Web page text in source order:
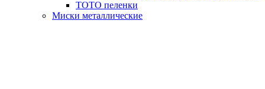
ТОТО пеленки
Миски металлические